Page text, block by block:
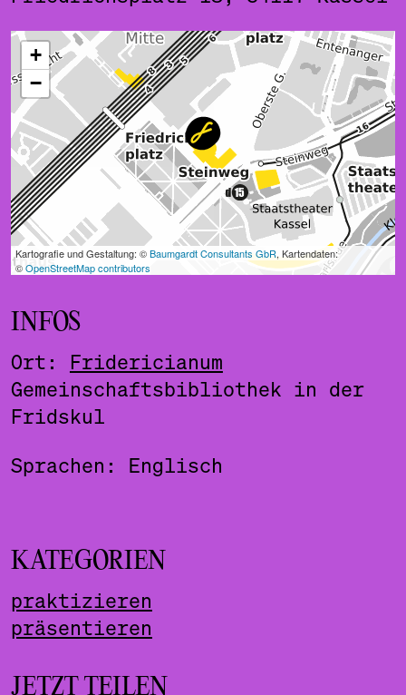
ˇ
INFOS
Ort: Fridericianum
Gemeinschaftsbibliothek in der
Fridskul
Sprachen: Englisch
KATEGORIEN
praktizieren
präsentieren
JETZT TEILEN